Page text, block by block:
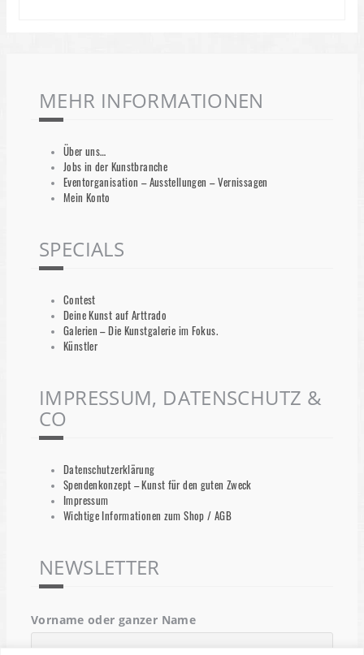
MEHR INFORMATIONEN
Über uns…
Jobs in der Kunstbranche
Eventorganisation – Ausstellungen – Vernissagen
Mein Konto
SPECIALS
Contest
Deine Kunst auf Arttrado
Galerien – Die Kunstgalerie im Fokus.
Künstler
IMPRESSUM, DATENSCHUTZ &
CO
Datenschutzerklärung
Spendenkonzept – Kunst für den guten Zweck
Impressum
Wichtige Informationen zum Shop / AGB
NEWSLETTER
Vorname oder ganzer Name